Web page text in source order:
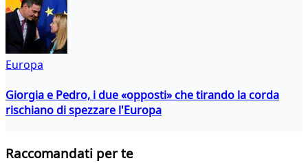
Europa
Giorgia e Pedro, i due «opposti» che tirando la corda
rischiano di spezzare l'Europa
Raccomandati per te